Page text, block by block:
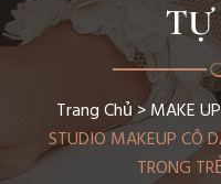
TỰ
Trang Chủ>MAKE UP
STUDIO MAKEUP CÔ
TRONG